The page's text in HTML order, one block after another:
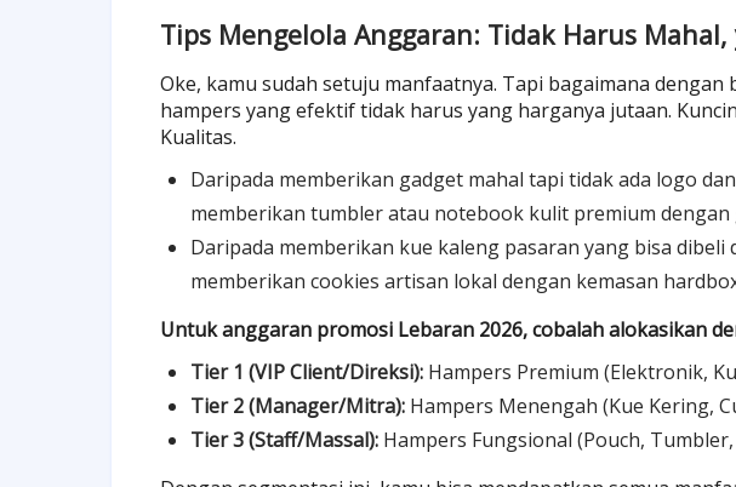
Tips Mengelola Anggaran: Tidak Harus
Oke, kamu sudah setuju manfaatnya. Tapi bagaimana dengan
hampers yang efektif tidak harus yang harganya jutaan.
Kualitas.
Daripada memberikan gadget mahal tapi tidak ada logo
memberikan tumbler atau notebook kulit premium dengan
Daripada memberikan kue kaleng pasaran yang bisa
memberikan cookies artisan lokal dengan kemasan
Untuk anggaran promosi Lebaran 2026, cobalah alokasikan
Tier 1 (VIP Client/Direksi): Hampers Premium (Elektronik,
Tier 2 (Manager/Mitra): Hampers Menengah (Kue Kering,
Tier 3 (Staff/Massal): Hampers Fungsional (Pouch,